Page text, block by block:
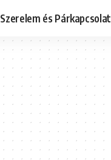
Szerelem és Párkapcsolat